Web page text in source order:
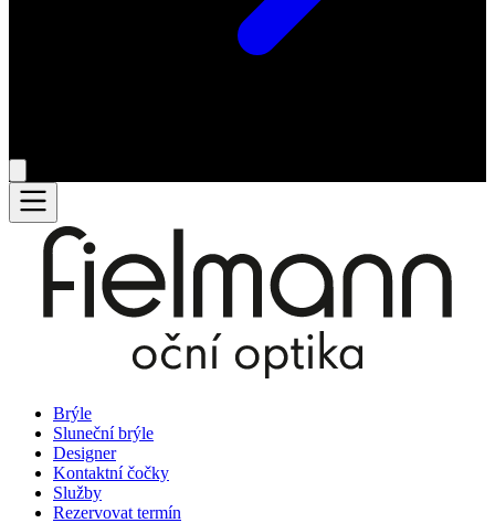
Brýle
Sluneční brýle
Designer
Kontaktní čočky
Služby
Rezervovat termín